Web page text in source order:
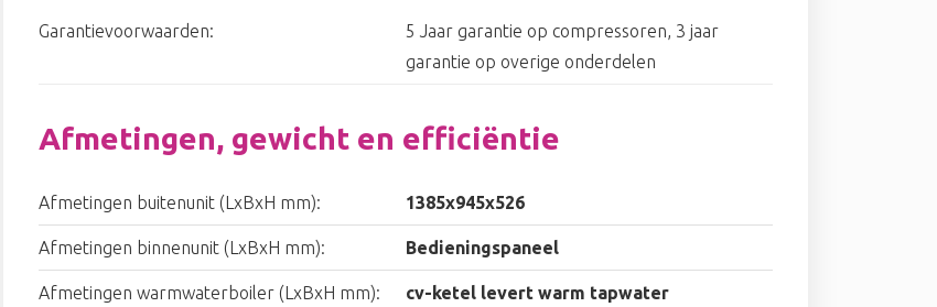
Garantievoorwaarden:
5 Jaar garantie op compressoren, 3 jaar
garantie op overige onderdelen
Afmetingen, gewicht en efficiëntie
Afmetingen buitenunit (LxBxH mm): 1385x945x526
Afmetingen binnenunit (LxBxH mm): Bedieningspaneel
Afmetingen warmwaterboiler (LxBxH mm): cv-ketel levert warm tapwater